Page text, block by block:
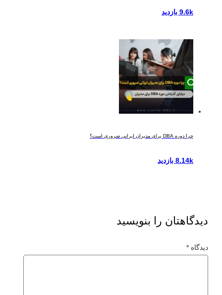
9.6k بازدید
چرا دوره DBA برای مدیران ایرانی ضروری است؟
8.14k بازدید
دیدگاهتان را بنویسید
دیدگاه *